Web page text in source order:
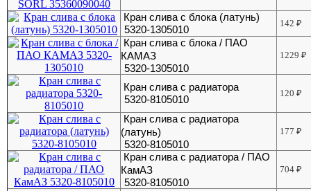
Кран слива с блока (латунь)
5320-1305010
142₽
Кран слива с блока / ПАО
КАМАЗ
5320-1305010
1229₽
Кран слива с радиатора
5320-8105010
120₽
Кран слива с радиатора
(латунь)
5320-8105010
177₽
Кран слива с радиатора / ПАО
КамАЗ
5320-8105010
704₽